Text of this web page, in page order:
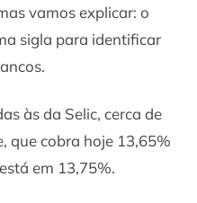
vamos explicar: o
sigla para identificar
às da Selic, cerca de
que cobra hoje 13,65%
em 13,75%.